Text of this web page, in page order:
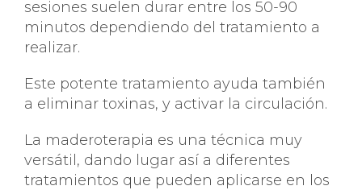
sesiones suelen durar entre los 50-90
minutos dependiendo del tratamiento a
realizar.
Este potente tratamiento ayuda también
a eliminar toxinas, y activar la circulación.
La maderoterapia es una técnica muy
versátil, dando lugar así a diferentes
tratamientos que pueden aplicarse en los